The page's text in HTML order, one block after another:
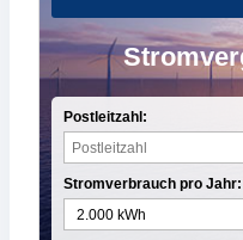
Postleitzahl:
Stromverbrauch pro Jahr: